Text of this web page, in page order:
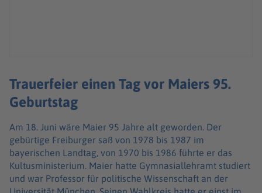
Trauerfeier einen Tag vor Maiers 95.
Geburtstag
Am 18. Juni wäre Maier 95 Jahre alt geworden. Der
gebürtige Freiburger saß von 1978 bis 1987 im
bayerischen Landtag, von 1970 bis 1986 führte er das
Kultusministerium. Maier hatte Gymnasiallehramt studiert
und war Professor für politische Wissenschaft an der